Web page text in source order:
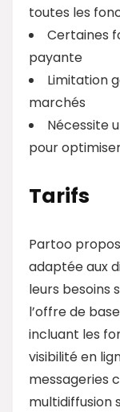
toutes les
Certaines
payante
Limitation
marchés
Nécessite
pour
Tarifs
Partoo
adaptée aux
leurs besoins
l’offre de
incluant les
visibilité en
messageries
multidiffusion